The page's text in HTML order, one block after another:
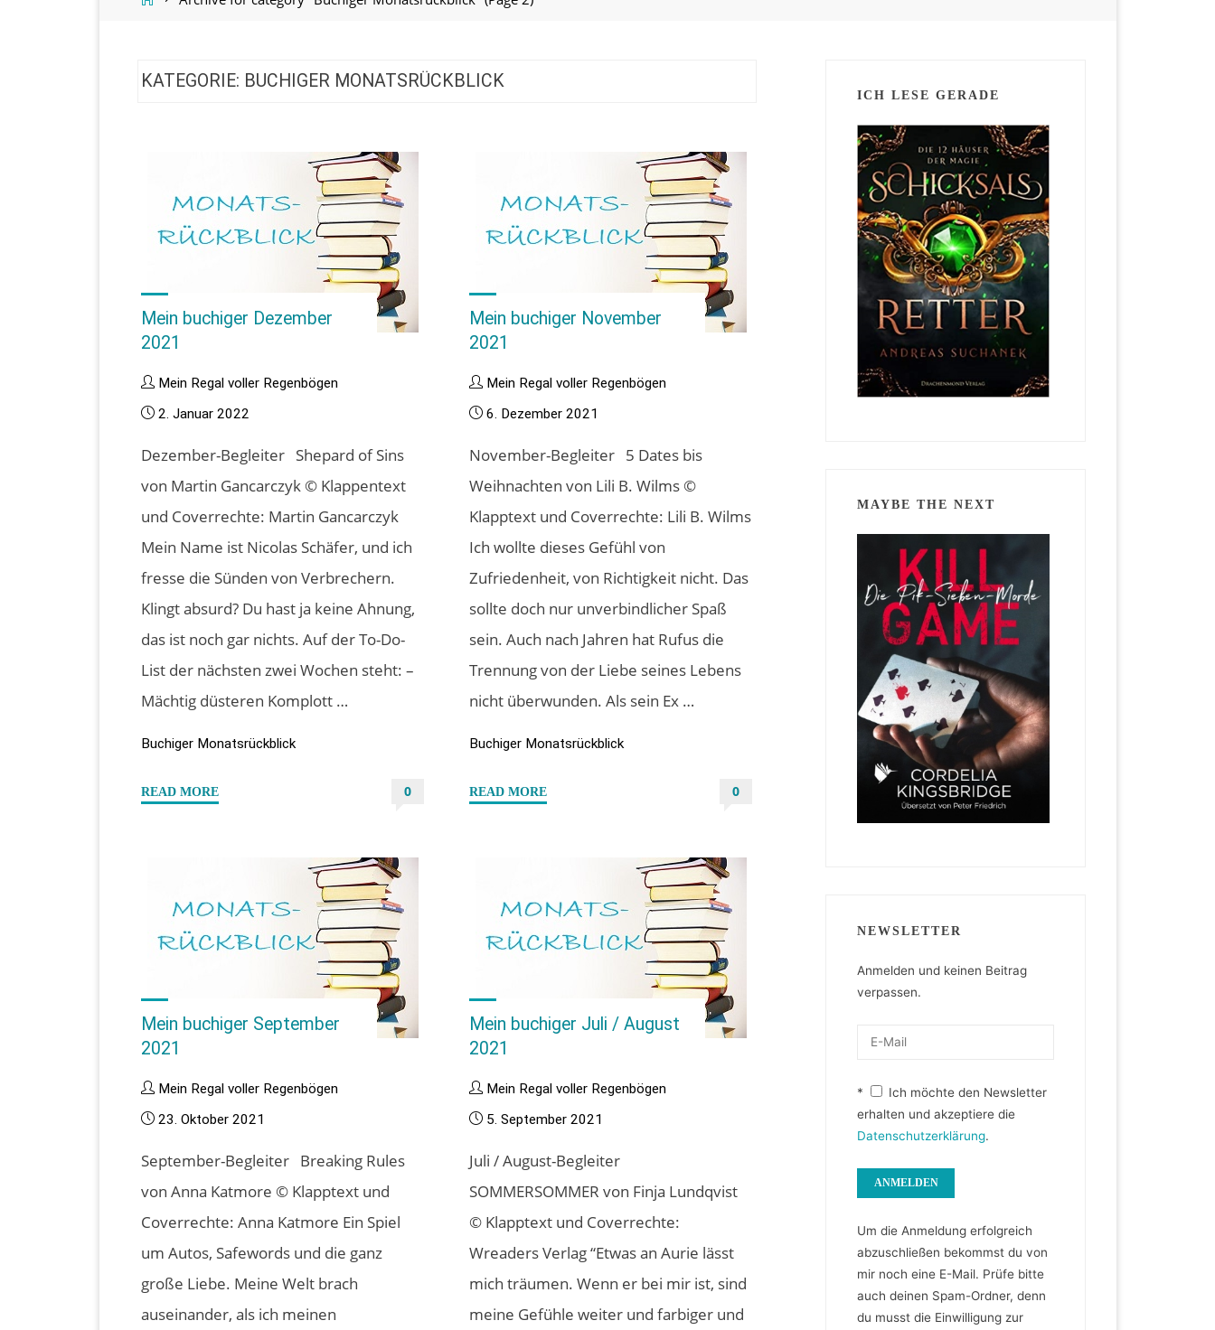
KATEGORIE: BUCHIGER MONATSRÜCKBLICK
Mein buchiger Dezember
2021
Mein Regal voller Regenbögen
2. Januar 2022
Dezember-Begleiter Shepard of Sins
von Martin Gancarczyk © Klappentext
und Coverrechte: Martin Gancarczyk
Mein Name ist Nicolas Schäfer, und ich
fresse die Sünden von Verbrechern.
Klingt absurd? Du hast ja keine Ahnung,
das ist noch gar nichts. Auf der To-Do-
List der nächsten zwei Wochen steht: –
Mächtig düsteren Komplott …
Buchiger Monatsrückblick
READ MORE"Mein
0
Mein buchiger November
2021
Mein Regal voller Regenbögen
6. Dezember 2021
November-Begleiter 5 Dates bis
Weihnachten von Lili B. Wilms ©
Klapptext und Coverrechte: Lili B. Wilms
Ich wollte dieses Gefühl von
Zufriedenheit, von Richtigkeit nicht. Das
sollte doch nur unverbindlicher Spaß
sein. Auch nach Jahren hat Rufus die
Trennung von der Liebe seines Lebens
nicht überwunden. Als sein Ex …
Buchiger Monatsrückblick
READ MORE"Mein
0
Mein buchiger September
2021
Mein Regal voller Regenbögen
23. Oktober 2021
September-Begleiter Breaking Rules
von Anna Katmore © Klapptext und
Coverrechte: Anna Katmore Ein Spiel
um Autos, Safewords und die ganz
große Liebe. Meine Welt brach
auseinander, als ich meinen
Mein buchiger Juli / August
2021
Mein Regal voller Regenbögen
5. September 2021
Juli / August-Begleiter
SOMMERSOMMER von Finja Lundqvist
© Klapptext und Coverrechte:
Wreaders Verlag “Etwas an Aurie lässt
mich träumen. Wenn er bei mir ist, sind
meine Gefühle weiter und farbiger und
ICH LESE GERADE
MAYBE THE NEXT
NEWSLETTER
Anmelden und keinen Beitrag
verpassen.
*
Ich möchte den Newsletter
erhalten und akzeptiere die
Datenschutzerklärung.
Um die Anmeldung erfolgreich
abzuschließen bekommst du von
mir noch eine E-Mail. Prüfe bitte
auch deinen Spam-Ordner, denn
du musst die Einwilligung zur